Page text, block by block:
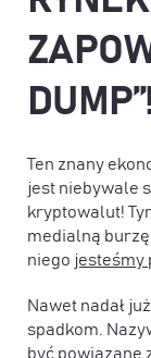
Ten znany
jest niebywale
kryptowalut!
medialną burzę
niego jesteśmy
Nawet nadał
spadkom.
być powiązane